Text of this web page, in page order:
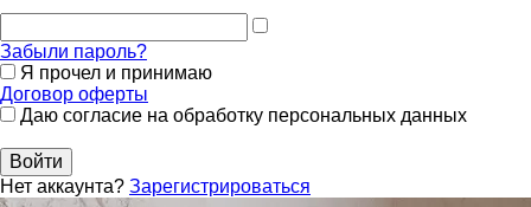
Забыли пароль?
Я прочел и принимаю
Договор оферты
Даю согласие на обработку персональных данных
Войти
Нет аккаунта? Зарегистрироваться